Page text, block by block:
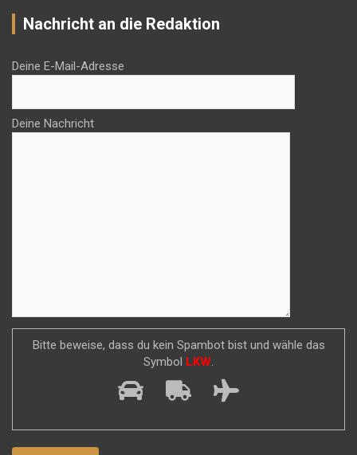
Nachricht an die Redaktion
Deine E-Mail-Adresse
Deine Nachricht
Bitte beweise, dass du kein Spambot bist und wähle das
Symbol LKW.